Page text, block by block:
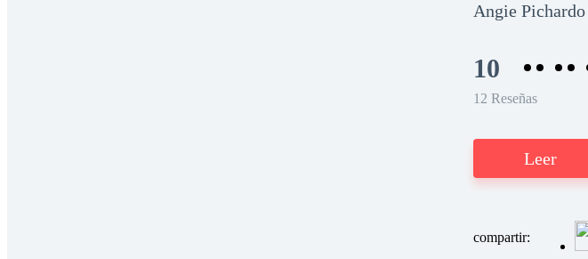
Angie Pichardo
10
12 Reseñas
Leer
compartir: